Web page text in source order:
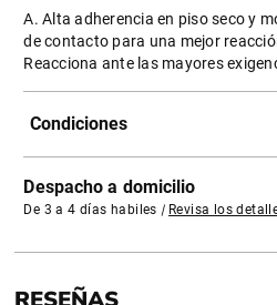
A. Alta adherencia en piso seco y
de contacto para una mejor
Reacciona ante las mayores
Condiciones
Despacho a domicilio
De 3 a 4 días habiles | Revisa los